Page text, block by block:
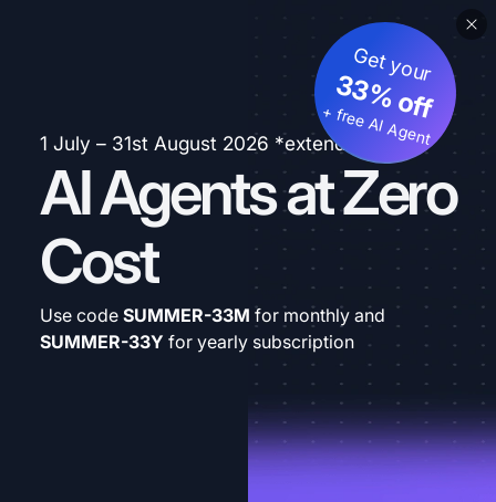
1 July – 31st August 2026 *extended
AI Agents at Zero
Cost
Get your
33% off
+ free AI Agent
Use code SUMMER-33M for monthly and
SUMMER-33Y for yearly subscription